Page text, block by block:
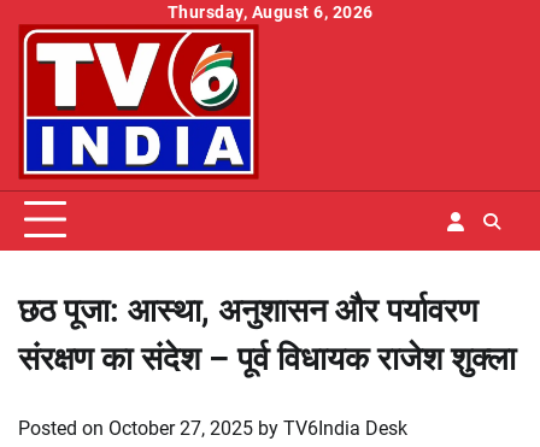
Skip
Thursday, August 6, 2026
छठ पूजा: आस्था, अनुशासन और पर्यावरण
संरक्षण का संदेश – पूर्व विधायक राजेश शुक्ला
Posted on October 27, 2025 by TV6India Desk